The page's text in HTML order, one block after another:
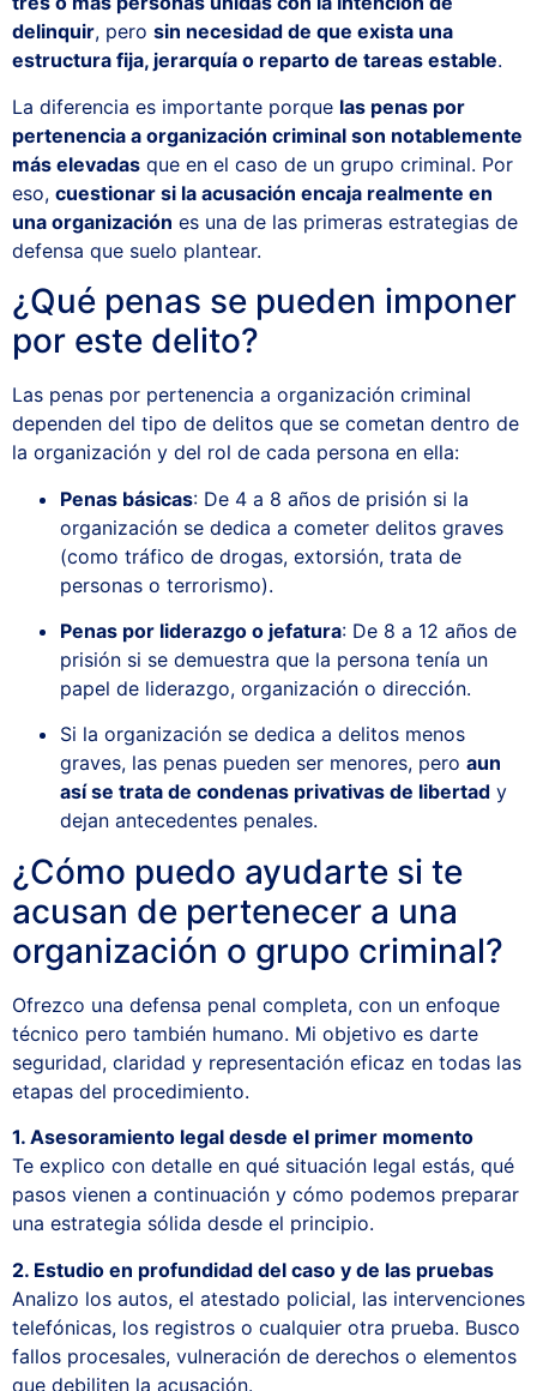
delinquir, pero sin necesidad de que exista una
estructura fija, jerarquía o reparto de tareas estable.
La diferencia es importante porque las penas por
pertenencia a organización criminal son notablemente
más elevadas que en el caso de un grupo criminal. Por
eso, cuestionar si la acusación encaja realmente en
una organización es una de las primeras estrategias de
defensa que suelo plantear.
¿Qué penas se pueden imponer
por este delito?
Las penas por pertenencia a organización criminal
dependen del tipo de delitos que se cometan dentro de
la organización y del rol de cada persona en ella:
Penas básicas: De 4 a 8 años de prisión si la
organización se dedica a cometer delitos graves
(como tráfico de drogas, extorsión, trata de
personas o terrorismo).
Penas por liderazgo o jefatura: De 8 a 12 años de
prisión si se demuestra que la persona tenía un
papel de liderazgo, organización o dirección.
Si la organización se dedica a delitos menos
graves, las penas pueden ser menores, pero aun
así se trata de condenas privativas de libertad y
dejan antecedentes penales.
¿Cómo puedo ayudarte si te
acusan de pertenecer a una
organización o grupo criminal?
Ofrezco una defensa penal completa, con un enfoque
técnico pero también humano. Mi objetivo es darte
seguridad, claridad y representación eficaz en todas las
etapas del procedimiento.
1. Asesoramiento legal desde el primer momento
Te explico con detalle en qué situación legal estás, qué
pasos vienen a continuación y cómo podemos preparar
una estrategia sólida desde el principio.
2. Estudio en profundidad del caso y de las pruebas
Analizo los autos, el atestado policial, las intervenciones
telefónicas, los registros o cualquier otra prueba. Busco
fallos procesales, vulneración de derechos o elementos
que debiliten la acusación.